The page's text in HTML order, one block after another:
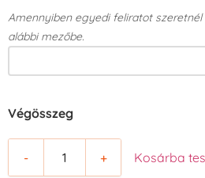
Amennyiben egyedi feliratot
alábbi mezőbe.
Végösszeg
- + Kosárba